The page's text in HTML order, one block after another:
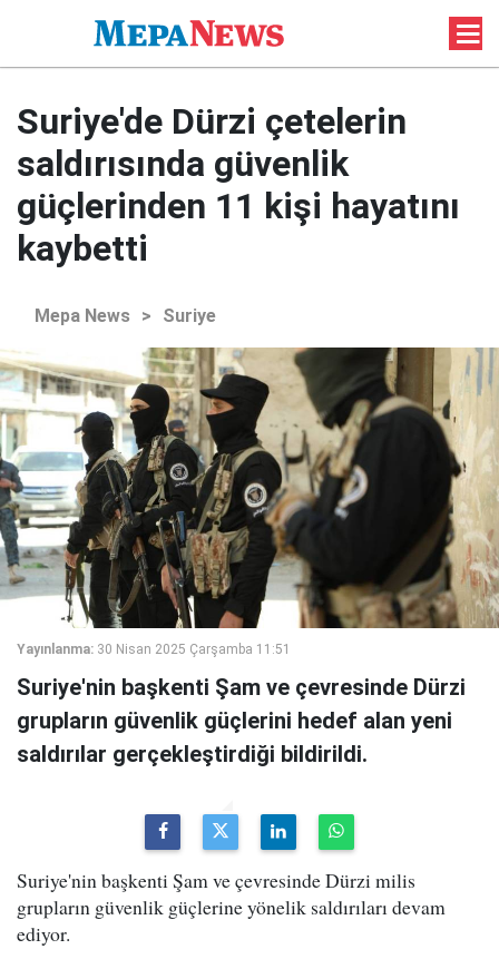
Suriye'de Dürzi çetelerin
saldırısında güvenlik
güçlerinden 11 kişi hayatını
kaybetti
Mepa News > Suriye
Yayınlanma: 30 Nisan 2025 Çarşamba 11:51
Suriye'nin başkenti Şam ve çevresinde Dürzi
grupların güvenlik güçlerini hedef alan yeni
saldırılar gerçekleştirdiği bildirildi.
Suriye'nin başkenti Şam ve çevresinde Dürzi milis
grupların güvenlik güçlerine yönelik saldırıları devam
ediyor.